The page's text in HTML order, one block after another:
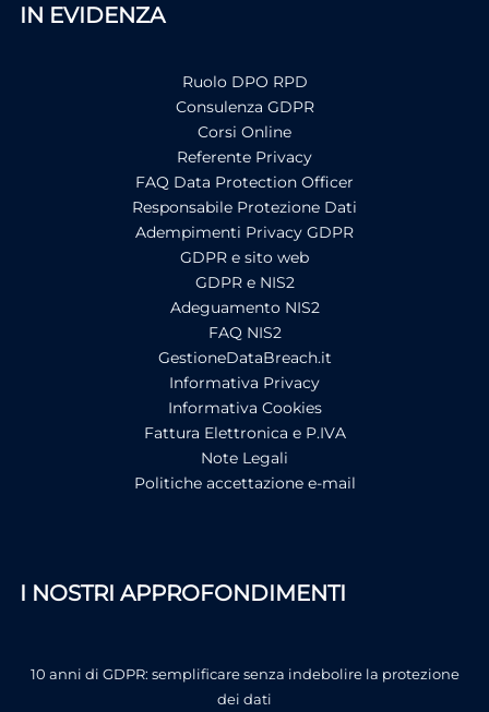
IN EVIDENZA
Ruolo DPO RPD
Consulenza GDPR
Corsi Online
Referente Privacy
FAQ Data Protection Officer
Responsabile Protezione Dati
Adempimenti Privacy GDPR
GDPR e sito web
GDPR e NIS2
Adeguamento NIS2
FAQ NIS2
GestioneDataBreach.it
Informativa Privacy
Informativa Cookies
Fattura Elettronica e P.IVA
Note Legali
Politiche accettazione e-mail
I NOSTRI APPROFONDIMENTI
10 anni di GDPR: semplificare senza indebolire la protezione
dei dati